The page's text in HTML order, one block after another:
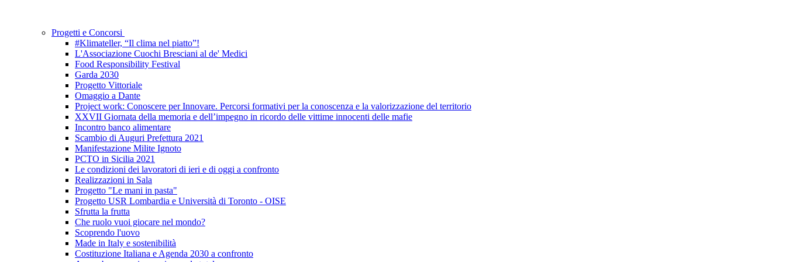
Progetti e Concorsi
#Klimateller, “Il clima nel piatto”!
L'Associazione Cuochi Bresciani al de' Medici
Food Responsibility Festival
Garda 2030
Progetto Vittoriale
Omaggio a Dante
Project work: Conoscere per Innovare. Percorsi formativi per la conoscenza e la valorizzazione del territorio
XXVII Giornata della memoria e dell’impegno in ricordo delle vittime innocenti delle mafie
Incontro banco alimentare
Scambio di Auguri Prefettura 2021
Manifestazione Milite Ignoto
PCTO in Sicilia 2021
Le condizioni dei lavoratori di ieri e di oggi a confronto
Realizzazioni in Sala
Progetto "Le mani in pasta"
Progetto USR Lombardia e Università di Toronto - OISE
Sfrutta la frutta
Che ruolo vuoi giocare nel mondo?
Scoprendo l'uovo
Made in Italy e sostenibilità
Costituzione Italiana e Agenda 2030 a confronto